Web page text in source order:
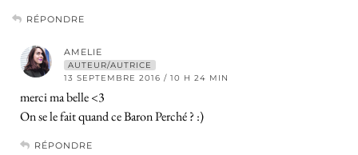
RÉPONDRE
AMELIE
AUTEUR/AUTRICE
13 SEPTEMBRE 2016 / 10 H 24 MIN
merci ma belle <3
On se le fait quand ce Baron Perché ? :)
RÉPONDRE